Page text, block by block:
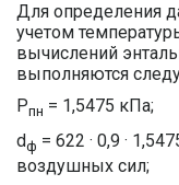
Для определения
учетом
вычислений
выполняются
Рпн = 1,5475 кПа;
dф = 622 · 0,9 ·
воздушных сил;